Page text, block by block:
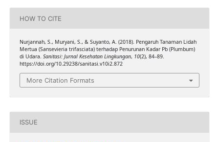
HOW TO CITE
Nurjannah, S., Muryani, S., & Suyanto, A. (2018). Pengaruh Tanaman Lidah
Mertua (Sansevieria trifasciata) terhadap Penurunan Kadar Pb (Plumbum)
di Udara. Sanitasi: Jurnal Kesehatan Lingkungan, 10(2), 84–89.
https://doi.org/10.29238/sanitasi.v10i2.872
More Citation Formats
ISSUE